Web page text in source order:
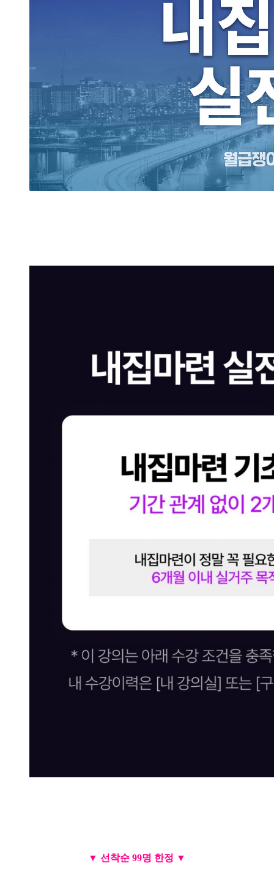
▼ 선착순 99명 한정 ▼